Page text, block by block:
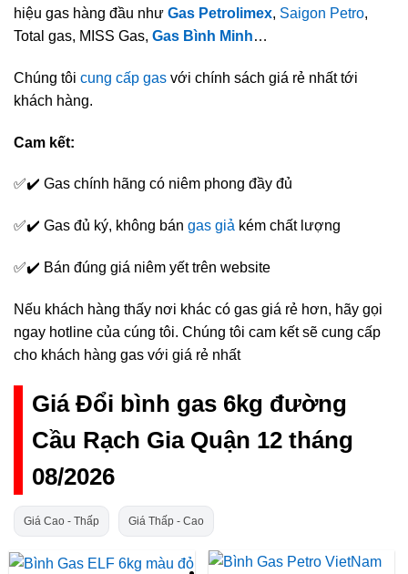
hiệu gas hàng đầu như Gas Petrolimex, Saigon Petro,
Total gas, MISS Gas, Gas Bình Minh…
Chúng tôi cung cấp gas với chính sách giá rẻ nhất tới
khách hàng.
Cam kết:
✅✔️ Gas chính hãng có niêm phong đầy đủ
✅✔️ Gas đủ ký, không bán gas giả kém chất lượng
✅✔️ Bán đúng giá niêm yết trên website
Nếu khách hàng thấy nơi khác có gas giá rẻ hơn, hãy gọi
ngay hotline của cúng tôi. Chúng tôi cam kết sẽ cung cấp
cho khách hàng gas với giá rẻ nhất
Giá Đổi bình gas 6kg đường
Cầu Rạch Gia Quận 12 tháng
08/2026
Giá Cao - Thấp Giá Thấp - Cao